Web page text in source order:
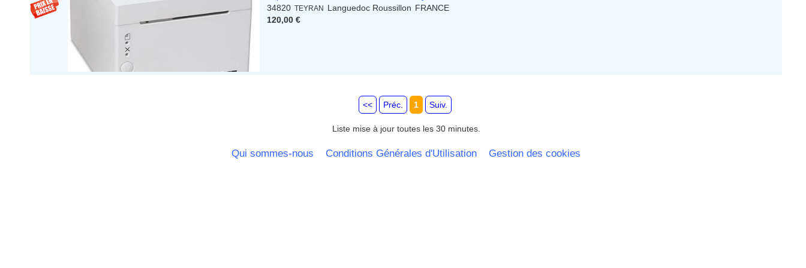
Provence Alpes Cote d'Azur -
Rhone Alpes
34820 TEYRAN Languedoc Roussillon FRANCE
120,00 €
<< Préc. 1 Suiv.
Liste mise à jour toutes les 30 minutes.
Qui sommes-nous Conditions Générales d'Utilisation Gestion des cookies